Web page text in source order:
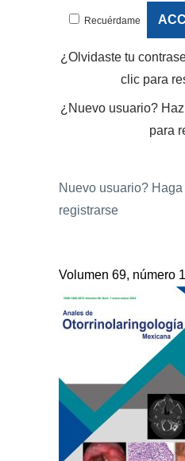
Recuérdame
¿Olvidaste tu
clic para
¿Nuevo usuario?
para
Nuevo usuario?
registrarse
Volumen 69, número